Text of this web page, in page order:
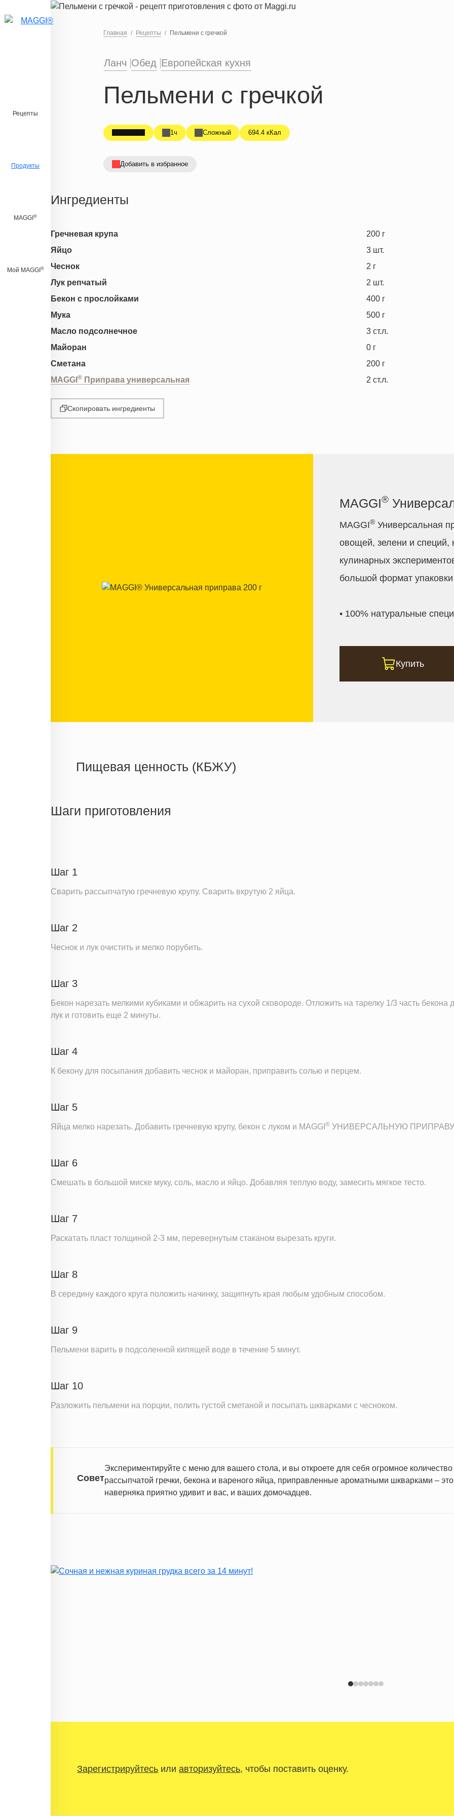
Перейти к основному содержанию
Рецепты
Продукты
MAGGI ®
Мой MAGGI ®
Главная Рецепты Пельмени с гречкой
Ланч Обед Европейская кухня
Пельмени с гречкой
1ч Сложный 694.4 кКал
Добавить в избранное
Ингредиенты
Гречневая крупа 200 г
Яйцо
3 шт.
Чеснок
2 г
Лук репчатый
2 шт.
Бекон с прослойками
400 г
Мука
500 г
Масло подсолнечное
3 ст.л.
Майоран
0 г
Сметана
200 г
MAGGI ® Приправа универсальная 2 ст.л.
Скопировать ингредиенты
MAGGI®
MAGGI® Универсальная
овощей, зелени и специй,
кулинарных
большой формат
• 100% натуральные
Купить
Пищевая ценность (КБЖУ)
Белки
Натрий
Кальций
Железо
Витамин Е
0.0 мг
Информация для одной порции
Шаги приготовления
Шаг 1
Сварить рассыпчатую гречневую крупу. Сварить вкрутую 2 яйца.
Шаг 2
Чеснок и лук очистить и мелко порубить.
Шаг 3
Бекон нарезать мелкими кубиками и обжарить на сухой сковороде. Отложить на тарелку 1/3 часть
лук и готовить еще 2 минуты.
Шаг 4
К бекону для посыпания добавить чеснок и майоран, приправить солью и перцем.
Шаг 5
Яйца мелко нарезать. Добавить гречневую крупу, бекон с луком и MAGGI ® УНИВЕРСАЛЬНУЮ
Шаг 6
Смешать в большой миске муку, соль, масло и яйцо. Добавляя теплую воду, замесить мягкое тесто.
Шаг 7
Раскатать пласт толщиной 2-3 мм, перевернутым стаканом вырезать круги.
Шаг 8
В середину каждого круга положить начинку, защипнуть края любым удобным способом.
Шаг 9
Пельмени варить в подсоленной кипящей воде в течение 5 минут.
Шаг 10
Разложить пельмени на порции, полить густой сметаной и посыпать шкварками с чесноком.
Совет
Экспериментируйте с меню для вашего стола, и вы откроете для себя огромное
рассыпчатой гречки, бекона и вареного яйца, приправленные ароматными шкварками –
наверняка приятно удивит и вас, и ваших домочадцев.
Зарегистрируйтесьили авторизуйтесь, чтобы поставить оценку.